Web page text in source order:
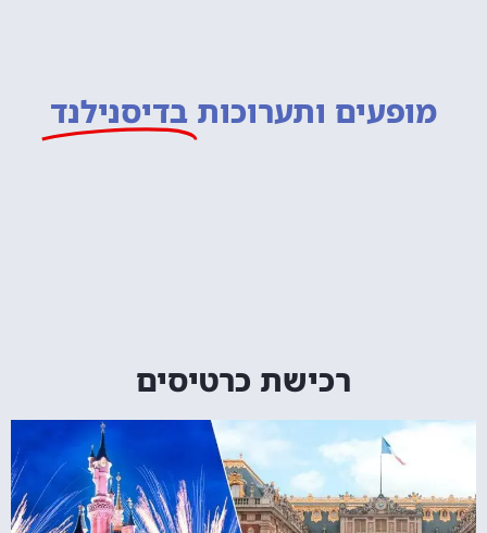
מופעים ותערוכות בדיסנילנד
רכישת כרטיסים